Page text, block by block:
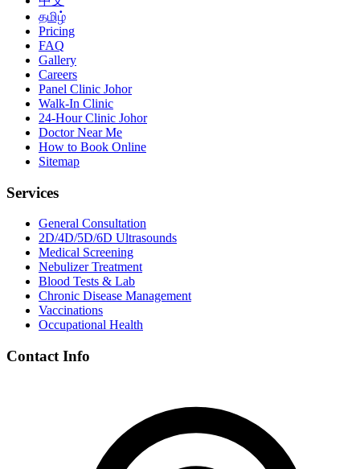
தமிழ்
Pricing
FAQ
Gallery
Careers
Panel Clinic Johor
Walk-In Clinic
24-Hour Clinic Johor
Doctor Near Me
How to Book Online
Sitemap
Services
General Consultation
2D/4D/5D/6D Ultrasounds
Medical Screening
Nebulizer Treatment
Blood Tests & Lab
Chronic Disease Management
Vaccinations
Occupational Health
Contact Info